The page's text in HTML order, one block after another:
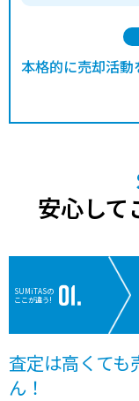
本格的に売却活
安心して
SUMiTASの
ここが違う!
査定は高くても
ん！